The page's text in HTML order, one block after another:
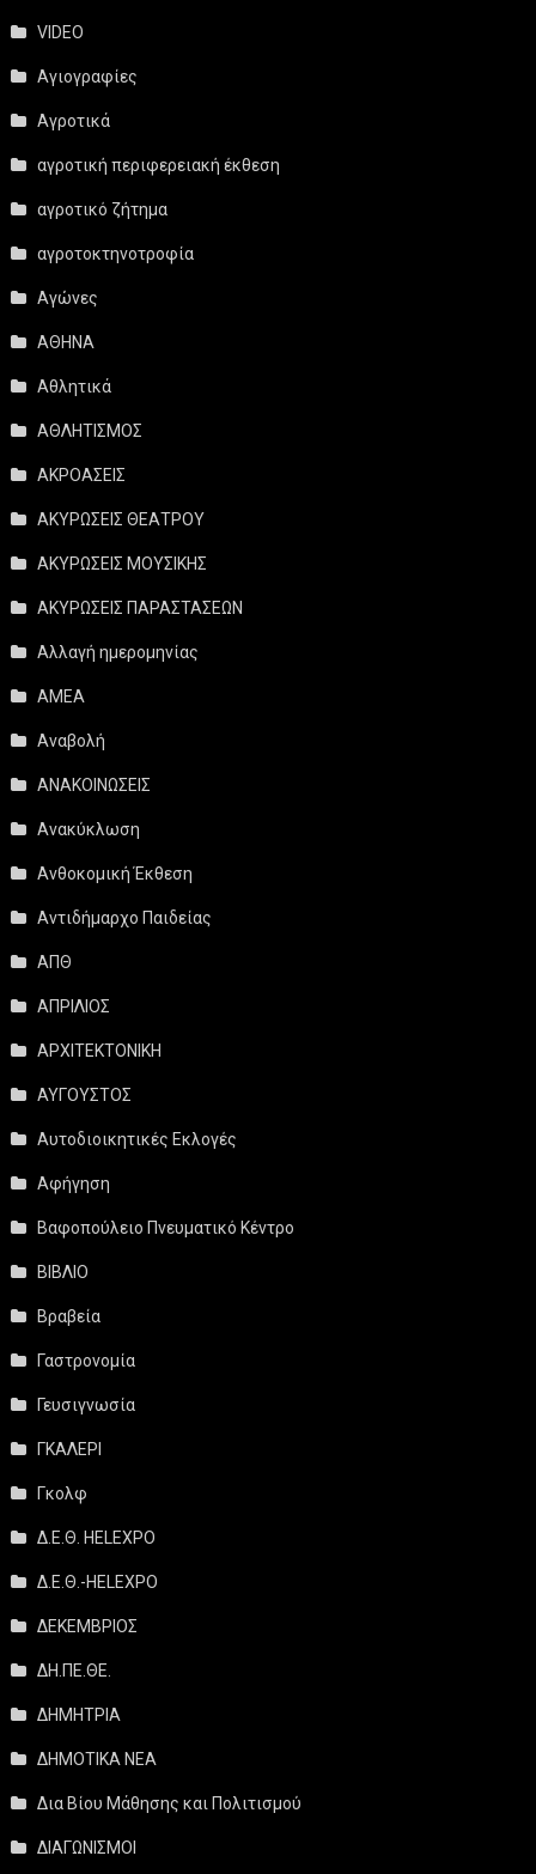
VIDEO
Αγιογραφίες
Αγροτικά
αγροτική περιφερειακή έκθεση
αγροτικό ζήτημα
αγροτοκτηνοτροφία
Αγώνες
ΑΘΗΝΑ
Αθλητικά
ΑΘΛΗΤΙΣΜΟΣ
ΑΚΡΟΑΣΕΙΣ
ΑΚΥΡΩΣΕΙΣ ΘΕΑΤΡΟΥ
ΑΚΥΡΩΣΕΙΣ ΜΟΥΣΙΚΗΣ
ΑΚΥΡΩΣΕΙΣ ΠΑΡΑΣΤΑΣΕΩΝ
Αλλαγή ημερομηνίας
ΑΜΕΑ
Αναβολή
ΑΝΑΚΟΙΝΩΣΕΙΣ
Ανακύκλωση
Ανθοκομική Έκθεση
Αντιδήμαρχο Παιδείας
ΑΠΘ
ΑΠΡΙΛΙΟΣ
ΑΡΧΙΤΕΚΤΟΝΙΚΗ
ΑΥΓΟΥΣΤΟΣ
Αυτοδιοικητικές Εκλογές
Αφήγηση
Βαφοπούλειο Πνευματικό Κέντρο
ΒΙΒΛΙΟ
Βραβεία
Γαστρονομία
Γευσιγνωσία
ΓΚΑΛΕΡΙ
Γκολφ
Δ.Ε.Θ. HELEXPO
Δ.Ε.Θ.-HELEXPO
ΔΕΚΕΜΒΡΙΟΣ
ΔΗ.ΠΕ.ΘΕ.
ΔΗΜΗΤΡΙΑ
ΔΗΜΟΤΙΚΑ ΝΕΑ
Δια Βίου Μάθησης και Πολιτισμού
ΔΙΑΓΩΝΙΣΜΟΙ